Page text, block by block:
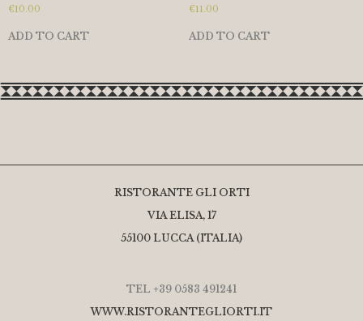
€10.00
ADD TO CART
€11.00
ADD TO CART
RISTORANTE GLI ORTI
VIA ELISA, 17
55100 LUCCA (ITALIA)
TEL +39 0583 491241
WWW.RISTORANTEGLIORTI.IT